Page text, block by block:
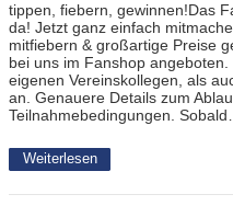
tippen, fiebern, gewinnen!Das
da! Jetzt ganz einfach
mitfiebern & großartige Preise
bei uns im Fanshop
eigenen Vereinskollegen, als
an. Genauere Details zum
Teilnahmebedingungen.
Weiterlesen